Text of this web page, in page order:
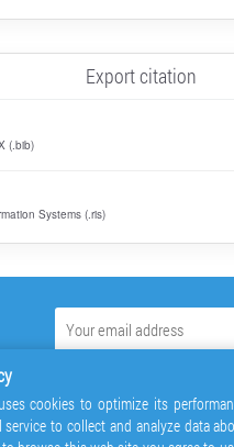
Export citation
(.bib)
Systems (.ris)
cookies to optimize its
service to collect and analyze data